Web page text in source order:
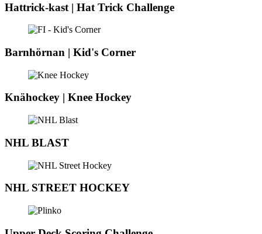
Hattrick-kast | Hat Trick Challenge
Barnhörnan | Kid's Corner
Knähockey | Knee Hockey
NHL BLAST
NHL STREET HOCKEY